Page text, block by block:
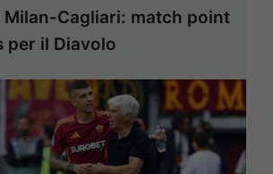
Cagliari: match point
per il Diavolo